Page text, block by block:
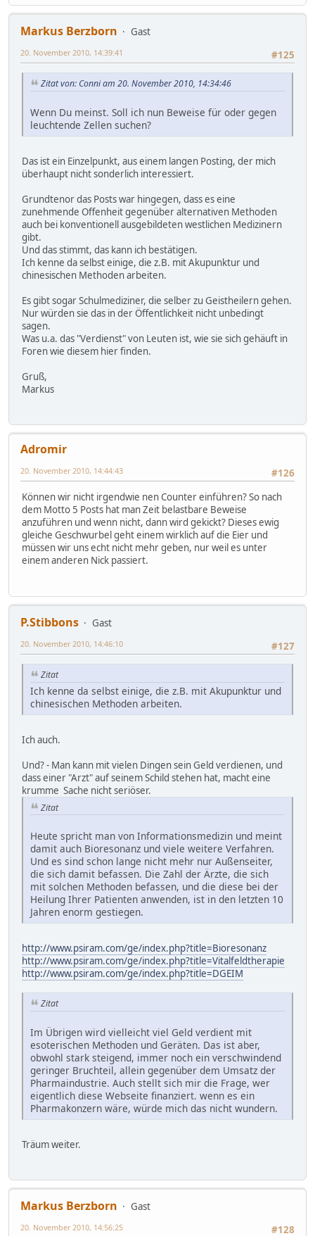
Markus Berzborn
Gast
#125
20. November 2010, 14:39:41
Zitat von: Conni am 20. November 2010, 14:34:46
Wenn Du meinst. Soll ich nun Beweise für oder gegen
leuchtende Zellen suchen?
Das ist ein Einzelpunkt, aus einem langen Posting, der mich
überhaupt nicht sonderlich interessiert.
Grundtenor das Posts war hingegen, dass es eine
zunehmende Offenheit gegenüber alternativen Methoden
auch bei konventionell ausgebildeten westlichen Medizinern
gibt.
Und das stimmt, das kann ich bestätigen.
Ich kenne da selbst einige, die z.B. mit Akupunktur und
chinesischen Methoden arbeiten.
Es gibt sogar Schulmediziner, die selber zu Geistheilern gehen.
Nur würden sie das in der Öffentlichkeit nicht unbedingt
sagen.
Was u.a. das "Verdienst" von Leuten ist, wie sie sich gehäuft in
Foren wie diesem hier finden.
Gruß,
Markus
Adromir
#126
20. November 2010, 14:44:43
Können wir nicht irgendwie nen Counter einführen? So nach
dem Motto 5 Posts hat man Zeit belastbare Beweise
anzuführen und wenn nicht, dann wird gekickt? Dieses ewig
gleiche Geschwurbel geht einem wirklich auf die Eier und
müssen wir uns echt nicht mehr geben, nur weil es unter
einem anderen Nick passiert.
P.Stibbons
Gast
#127
20. November 2010, 14:46:10
Zitat
Ich kenne da selbst einige, die z.B. mit Akupunktur und
chinesischen Methoden arbeiten.
Ich auch.
Und? - Man kann mit vielen Dingen sein Geld verdienen, und
dass einer "Arzt" auf seinem Schild stehen hat, macht eine
krumme Sache nicht seriöser.
Zitat
Heute spricht man von Informationsmedizin und meint
damit auch Bioresonanz und viele weitere Verfahren.
Und es sind schon lange nicht mehr nur Außenseiter,
die sich damit befassen. Die Zahl der Ärzte, die sich
mit solchen Methoden befassen, und die diese bei der
Heilung Ihrer Patienten anwenden, ist in den letzten 10
Jahren enorm gestiegen.
http://www.psiram.com/ge/index.php?title=Bioresonanz
http://www.psiram.com/ge/index.php?title=Vitalfeldtherapie
http://www.psiram.com/ge/index.php?title=DGEIM
Zitat
Im Übrigen wird vielleicht viel Geld verdient mit
esoterischen Methoden und Geräten. Das ist aber,
obwohl stark steigend, immer noch ein verschwindend
geringer Bruchteil, allein gegenüber dem Umsatz der
Pharmaindustrie. Auch stellt sich mir die Frage, wer
eigentlich diese Webseite finanziert. wenn es ein
Pharmakonzern wäre, würde mich das nicht wundern.
Träum weiter.
Markus Berzborn
Gast
#128
20. November 2010, 14:56:25